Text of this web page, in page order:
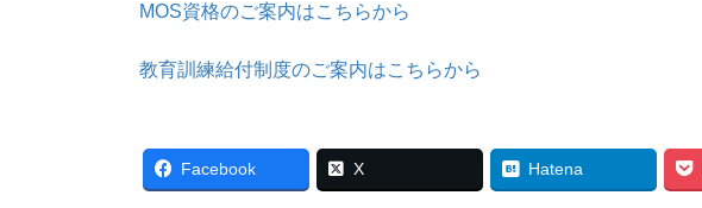
MOS資格のご案内はこちらから
教育訓練給付制度のご案内はこちらから
Facebook X Hatena